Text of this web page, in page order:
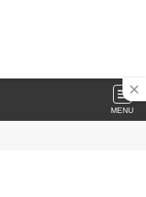
MENU